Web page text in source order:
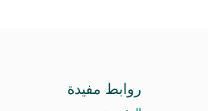
روابط مفيدة